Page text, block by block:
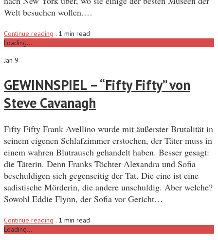
Welt besuchen wollen.…
Continue reading . 1 min read
Loading...
Jan 9
GEWINNSPIEL – “Fifty Fifty” von
Steve Cavanagh
Fifty Fifty Frank Avellino wurde mit äußerster Brutalität in
seinem eigenen Schlafzimmer erstochen, der Täter muss in
einem wahren Blutrausch gehandelt haben. Besser gesagt:
die Täterin. Denn Franks Töchter Alexandra und Sofia
beschuldigen sich gegenseitig der Tat. Die eine ist eine
sadistische Mörderin, die andere unschuldig. Aber welche?
Sowohl Eddie Flynn, der Sofia vor Gericht…
Continue reading . 1 min read
Loading...